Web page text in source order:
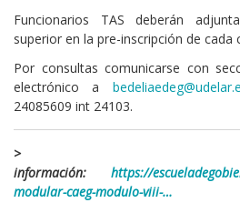
Funcionarios TAS deberán
superior en la pre-inscripción de cada
Por consultas comunicarse con
electrónico a
24085609 int 24103.
>
información: https://
modular-caeg-modulo-viii-…